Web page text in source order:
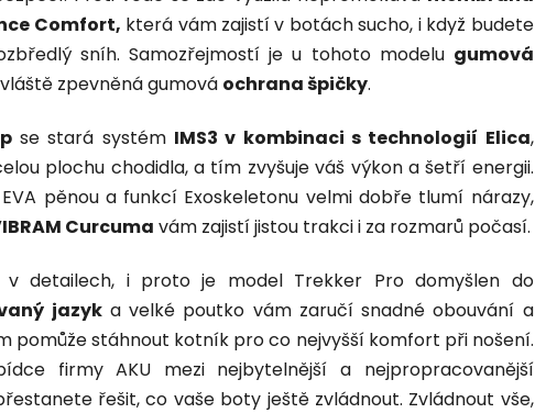
Comfort, která vám zajistí v botách sucho, i když budete
sníh. Samozřejmostí je u tohoto modelu gumová
zpevněná gumová ochrana špičky.
se stará systém IMS3 v kombinaci s technologií Elica,
plochu chodidla, a tím zvyšuje váš výkon a šetří energii.
pěnou a funkcí Exoskeletonu velmi dobře tlumí nárazy,
Curcuma vám zajistí jistou trakci i za rozmarů počasí.
v detailech, i proto je model Trekker Pro domyšlen do
jazyka velké poutko vám zaručí snadné obouvání a
pomůže stáhnout kotník pro co nejvyšší komfort při nošení.
firmy AKU mezi nejbytelnější a nejpropracovanější
řešit, co vaše boty ještě zvládnout. Zvládnout vše,